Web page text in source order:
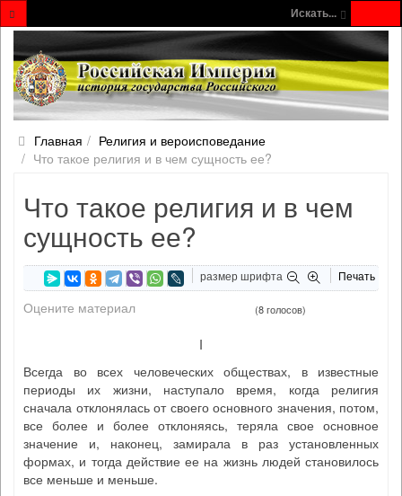
Искать...
Главная
Религия и вероисповедание
Что такое религия и в чем сущность ее?
Что такое религия и в чем
сущность ее?
размер шрифта Печать
Оцените материал (8 голосов)
I
Всегда во всех человеческих обществах, в известные
периоды их жизни, наступало время, когда религия
сначала отклонялась от своего основного значения, потом,
все более и более отклоняясь, теряла свое основное
значение и, наконец, замирала в раз установленных
формах, и тогда действие ее на жизнь людей становилось
все меньше и меньше.